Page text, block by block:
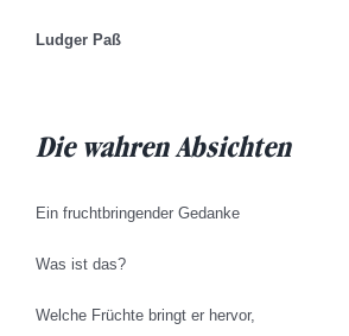
Ludger Paß
Die wahrenAbsichten
Ein fruchtbringender Gedanke
Was ist das?
Welche Früchte bringt er hervor,